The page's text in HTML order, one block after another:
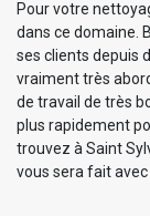
Pour votre
dans ce domaine.
ses clients depuis
vraiment très
de travail de très
plus rapidement
trouvez à Saint
vous sera fait avec